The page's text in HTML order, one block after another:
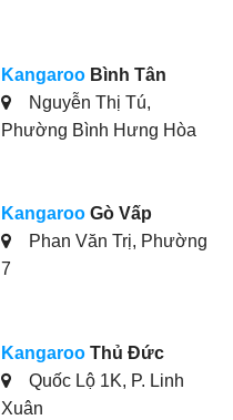
Kangaroo Bình Tân
Nguyễn Thị Tú,
Phường Bình Hưng Hòa
Kangaroo Gò Vấp
Phan Văn Trị, Phường
7
Kangaroo Thủ Đức
Quốc Lộ 1K, P. Linh
Xuân